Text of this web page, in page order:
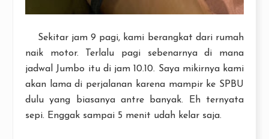
Sekitar jam 9 pagi, kami berangkat dari rumah
naik motor. Terlalu pagi sebenarnya di mana
jadwal Jumbo itu di jam 10.10. Saya mikirnya kami
akan lama di perjalanan karena mampir ke SPBU
dulu yang biasanya antre banyak. Eh ternyata
sepi. Enggak sampai 5 menit udah kelar saja.